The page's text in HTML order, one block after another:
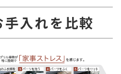
入れを比較